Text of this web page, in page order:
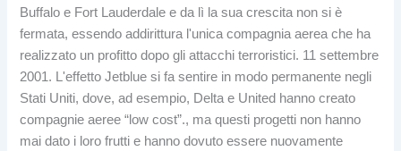
Buffalo e Fort Lauderdale e da lì la sua crescita non si è
fermata, essendo addirittura l'unica compagnia aerea che ha
realizzato un profitto dopo gli attacchi terroristici. 11 settembre
2001. L'effetto Jetblue si fa sentire in modo permanente negli
Stati Uniti, dove, ad esempio, Delta e United hanno creato
compagnie aeree “low cost”., ma questi progetti non hanno
mai dato i loro frutti e hanno dovuto essere nuovamente